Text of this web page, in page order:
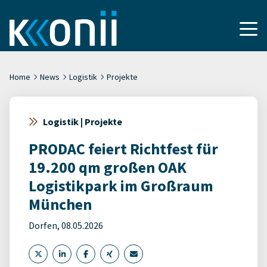
Home News Logistik Projekte
Logistik | Projekte
PRODAC feiert Richtfest für
19.200 qm großen OAK
Logistikpark im Großraum
München
Dorfen, 08.05.2026